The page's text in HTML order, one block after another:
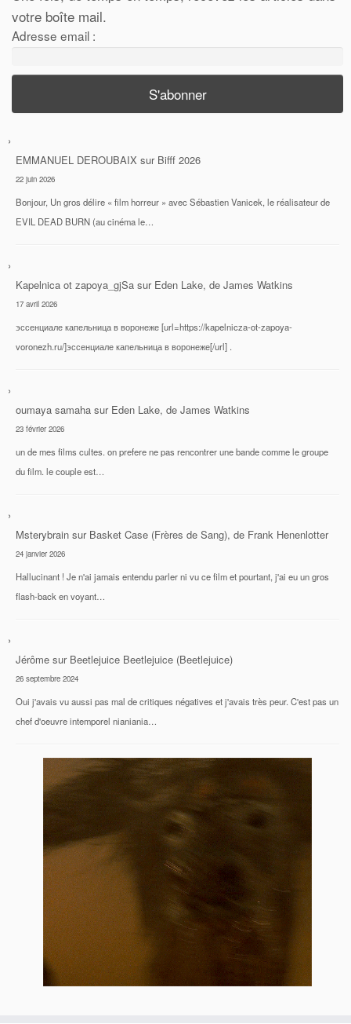
votre boîte mail.
Adresse email :
EMMANUEL DEROUBAIX sur Bifff 2026
22 juin 2026
Bonjour, Un gros délire « film horreur » avec Sébastien Vanicek, le réalisateur de
EVIL DEAD BURN (au cinéma le…
Kapelnica ot zapoya_gjSa sur Eden Lake, de James Watkins
17 avril 2026
эссенциале капельница в воронеже [url=https://kapelnicza-ot-zapoya-
voronezh.ru/]эссенциале капельница в воронеже[/url] .
oumaya samaha sur Eden Lake, de James Watkins
23 février 2026
un de mes films cultes. on prefere ne pas rencontrer une bande comme le groupe
du film. le couple est…
Msterybrain sur Basket Case (Frères de Sang), de Frank Henenlotter
24 janvier 2026
Hallucinant ! Je n'ai jamais entendu parler ni vu ce film et pourtant, j'ai eu un gros
flash-back en voyant…
Jérôme sur Beetlejuice Beetlejuice (Beetlejuice)
26 septembre 2024
Oui j'avais vu aussi pas mal de critiques négatives et j'avais très peur. C'est pas un
chef d'oeuvre intemporel nianiania…